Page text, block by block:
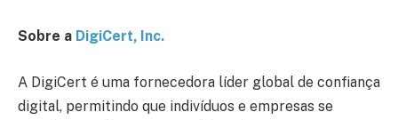
Sobre a DigiCert, Inc.
A DigiCert é uma fornecedora líder global de confiança
digital, permitindo que indivíduos e empresas se